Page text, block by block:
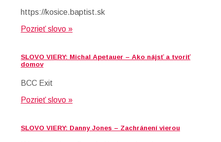
https://kosice.baptist.sk
Pozrieť slovo »
SLOVO VIERY: Michal Apetauer – Ako nájsť a tvoriť
domov
BCC Exit
Pozrieť slovo »
SLOVO VIERY: Danny Jones – Zachránení vierou